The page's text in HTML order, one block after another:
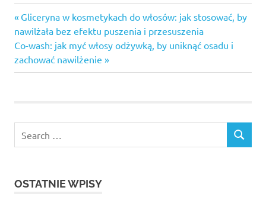
Nawigacja
wpisu
Previous
Post:
Gliceryna w kosmetykach do włosów: jak stosować, by
nawilżała bez efektu puszenia i przesuszenia
Next
Post:
Co-wash: jak myć włosy odżywką, by uniknąć osadu i
zachować nawilżenie
OSTATNIE WPISY